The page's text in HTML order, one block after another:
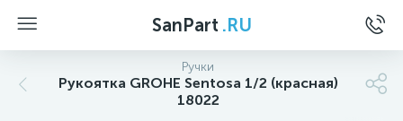
SanPart .RU
Ручки
Рукоятка GROHE Sentosa 1/2 (красная)
18022